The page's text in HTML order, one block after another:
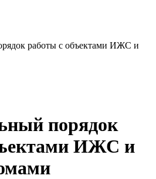
работы с объектами ИЖС и
порядок
ИЖС и